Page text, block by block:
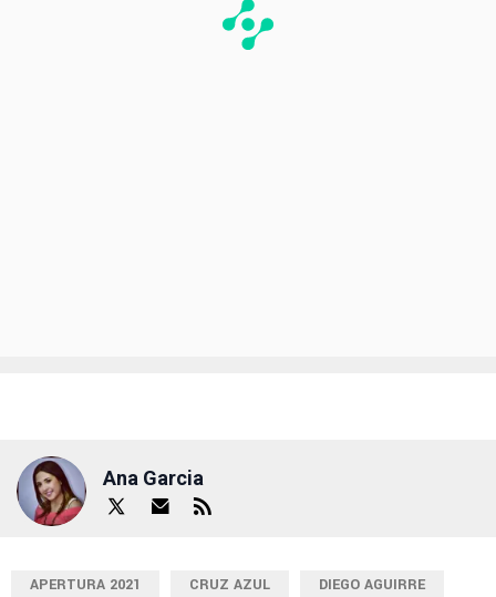
Ana Garcia
APERTURA 2021 CRUZ AZUL
DIEGO AGUIRRE